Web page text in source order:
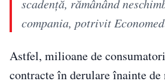
scadență, rămânând
compania, potrivit
Astfel, milioane de
contracte în derulare înainte